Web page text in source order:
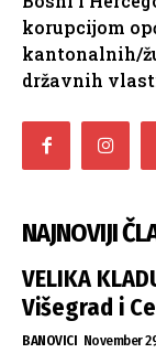
korupcijom
kantonalnih/
državnih
NAJNOVIJI
VELIKA
Višegrad i
BANOVICI November